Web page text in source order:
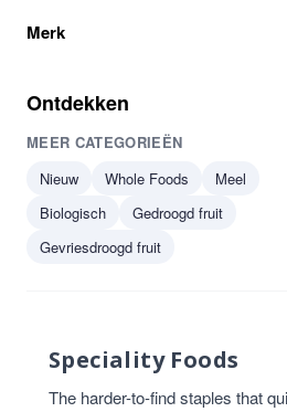
Merk
Ontdekken
MEER CATEGORIEËN
Nieuw
Whole Foods
Meel
Biologisch
Gedroogd fruit
Gevriesdroogd fruit
Speciality Foods
The harder-to-find staples that